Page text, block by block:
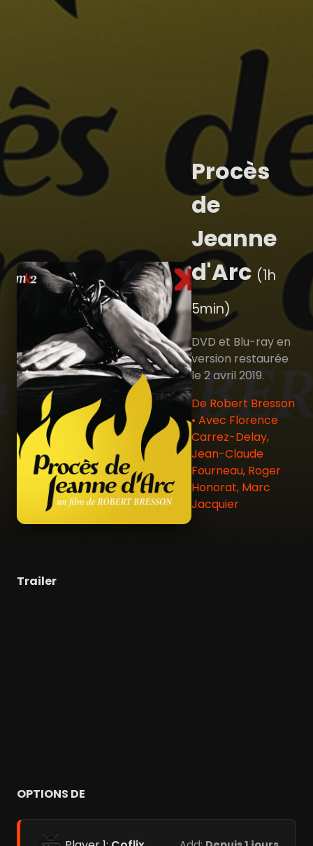
Procès
de
Jeanne
d'Arc (1h
5min)
DVD et Blu-ray en
version restaurée
le 2 avril 2019.
De Robert Bresson
• Avec Florence
Carrez-Delay,
Jean-Claude
Fourneau, Roger
Honorat, Marc
Jacquier
Trailer
OPTIONS DE